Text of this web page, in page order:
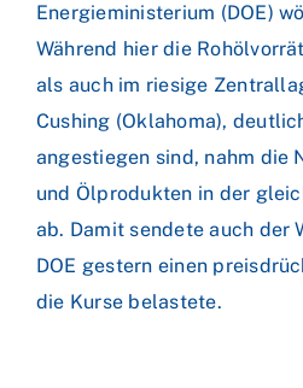
Energieministerium (DOE)
Während hier die
als auch im riesige
Cushing (Oklahoma),
angestiegen sind, nahm die
und Ölprodukten in der
ab. Damit sendete auch der
DOE gestern einen
die Kurse belastete.